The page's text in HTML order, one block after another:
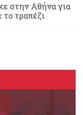
στην Αθήνα για
τραπέζι